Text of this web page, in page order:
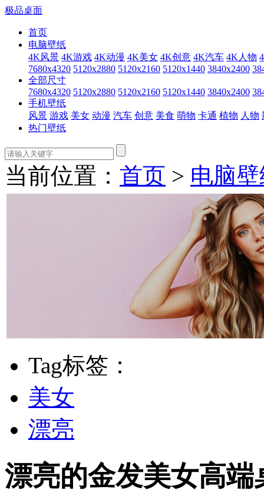
极品桌面
首页
电脑壁纸
4K风景 4K游戏 4K动漫 4K美女 4K创意 4K汽车 4K人物
7680x4320 5120x2880 5120x2160 5120x1440 3840x2400
全部尺寸
7680x4320 5120x2880 5120x2160 5120x1440 3840x2400
手机壁纸
风景 游戏 美女 动漫 汽车 创意 美食 萌物 卡通 植物 人物
热门壁纸
当前位置： 首页 > 电脑
Tag标签：
美女
漂亮
漂亮的金发美女高